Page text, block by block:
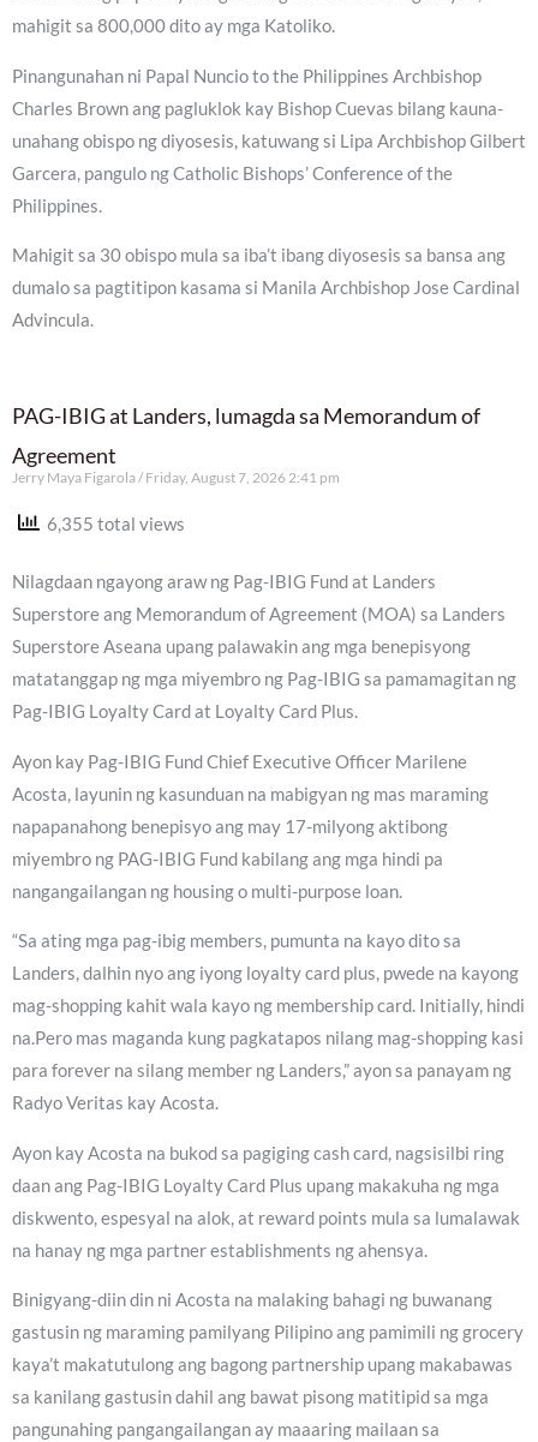
mahigit sa 800,000 dito ay mga Katoliko.
Pinangunahan ni Papal Nuncio to the Philippines Archbishop
Charles Brown ang pagluklok kay Bishop Cuevas bilang kauna-
unahang obispo ng diyosesis, katuwang si Lipa Archbishop Gilbert
Garcera, pangulo ng Catholic Bishops’ Conference of the
Philippines.
Mahigit sa 30 obispo mula sa iba’t ibang diyosesis sa bansa ang
dumalo sa pagtitipon kasama si Manila Archbishop Jose Cardinal
Advincula.
PAG-IBIG at Landers, lumagda sa Memorandum of
Agreement
Jerry Maya Figarola Friday, August 7, 2026 2:41 pm
6,355 total views
Nilagdaan ngayong araw ng Pag-IBIG Fund at Landers
Superstore ang Memorandum of Agreement (MOA) sa Landers
Superstore Aseana upang palawakin ang mga benepisyong
matatanggap ng mga miyembro ng Pag-IBIG sa pamamagitan ng
Pag-IBIG Loyalty Card at Loyalty Card Plus.
Ayon kay Pag-IBIG Fund Chief Executive Officer Marilene
Acosta, layunin ng kasunduan na mabigyan ng mas maraming
napapanahong benepisyo ang may 17-milyong aktibong
miyembro ng PAG-IBIG Fund kabilang ang mga hindi pa
nangangailangan ng housing o multi-purpose loan.
“Sa ating mga pag-ibig members, pumunta na kayo dito sa
Landers, dalhin nyo ang iyong loyalty card plus, pwede na kayong
mag-shopping kahit wala kayo ng membership card. Initially, hindi
na.Pero mas maganda kung pagkatapos nilang mag-shopping kasi
para forever na silang member ng Landers,” ayon sa panayam ng
Radyo Veritas kay Acosta.
Ayon kay Acosta na bukod sa pagiging cash card, nagsisilbi ring
daan ang Pag-IBIG Loyalty Card Plus upang makakuha ng mga
diskwento, espesyal na alok, at reward points mula sa lumalawak
na hanay ng mga partner establishments ng ahensya.
Binigyang-diin din ni Acosta na malaking bahagi ng buwanang
gastusin ng maraming pamilyang Pilipino ang pamimili ng grocery
kaya’t makatutulong ang bagong partnership upang makabawas
sa kanilang gastusin dahil ang bawat pisong matitipid sa mga
pangunahing pangangailangan ay maaaring mailaan sa